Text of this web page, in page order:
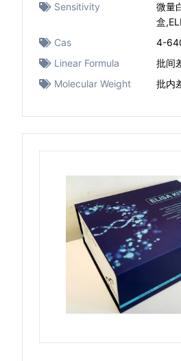
Sensitivity
微量
盒
Cas
4-
Linear Formula
批间
Molecular Weight
批内